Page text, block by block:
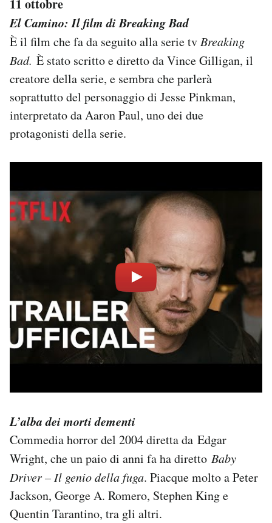
11 ottobre
El Camino: Il film di Breaking Bad
È il film che fa da seguito alla serie tvBreaking
Bad. È stato scritto e diretto da Vince Gilligan, il
creatore della serie, e sembra che parlerà
soprattutto del personaggio di Jesse Pinkman,
interpretato da Aaron Paul, uno dei due
protagonisti della serie.
L’alba dei morti dementi
Commedia horror del 2004 diretta da Edgar
Wright, che un paio di anni fa ha diretto Baby
Driver – Il genio della fuga. Piacque molto a Peter
Jackson, George A. Romero, Stephen King e
Quentin Tarantino, tra gli altri.